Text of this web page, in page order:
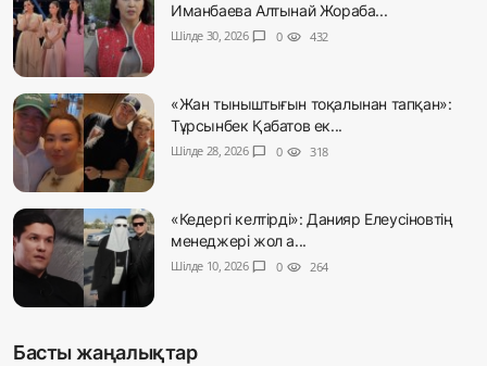
Иманбаева Алтынай Жораба...
Шілде 30, 2026 chat_bubble 0 visibility 432
«Жан тыныштығын тоқалынан тапқан»:
Тұрсынбек Қабатов ек...
Шілде 28, 2026 chat_bubble 0 visibility 318
«Кедергі келтірді»: Данияр Елеусіновтің
менеджері жол а...
Шілде 10, 2026 chat_bubble 0 visibility 264
Басты жаңалықтар